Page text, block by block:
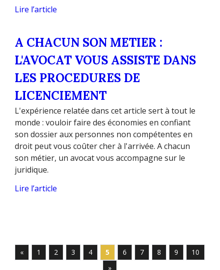
Lire l’article
A CHACUN SON METIER :
L'AVOCAT VOUS ASSISTE DANS
LES PROCEDURES DE
LICENCIEMENT
L'expérience relatée dans cet article sert à tout le
monde : vouloir faire des économies en confiant
son dossier aux personnes non compétentes en
droit peut vous coûter cher à l'arrivée. A chacun
son métier, un avocat vous accompagne sur le
juridique.
Lire l’article
« 1 2 3 4 5 6 7 8 9
10
»